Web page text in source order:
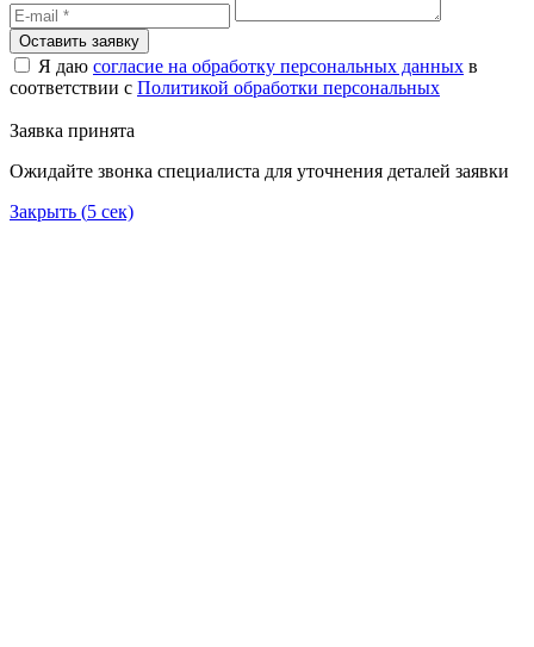
Оставить заявку
Я даю согласие на обработку персональных данных в
соответствии с Политикой обработки персональных
Заявка принята
Ожидайте звонка специалиста для уточнения деталей заявки
Закрыть (5 сек)